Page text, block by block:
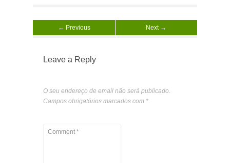
← Previous Next →
Leave a Reply
O seu endereço de email não será publicado.
Campos obrigatórios marcados com *